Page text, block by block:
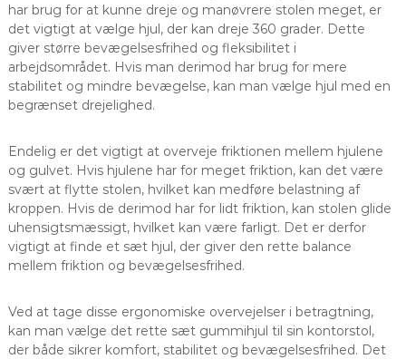
har brug for at kunne dreje og manøvrere stolen meget, er
det vigtigt at vælge hjul, der kan dreje 360 grader. Dette
giver større bevægelsesfrihed og fleksibilitet i
arbejdsområdet. Hvis man derimod har brug for mere
stabilitet og mindre bevægelse, kan man vælge hjul med en
begrænset drejelighed.
Endelig er det vigtigt at overveje friktionen mellem hjulene
og gulvet. Hvis hjulene har for meget friktion, kan det være
svært at flytte stolen, hvilket kan medføre belastning af
kroppen. Hvis de derimod har for lidt friktion, kan stolen glide
uhensigtsmæssigt, hvilket kan være farligt. Det er derfor
vigtigt at finde et sæt hjul, der giver den rette balance
mellem friktion og bevægelsesfrihed.
Ved at tage disse ergonomiske overvejelser i betragtning,
kan man vælge det rette sæt gummihjul til sin kontorstol,
der både sikrer komfort, stabilitet og bevægelsesfrihed. Det